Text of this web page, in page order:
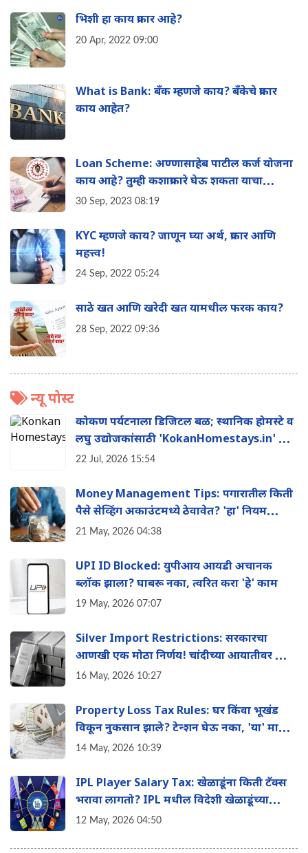
भिशी हा काय प्रकार आहे?
20 Apr, 2022 09:00
What is Bank: बँक म्हणजे काय? बँकेचे प्रकार
काय आहेत?
Loan Scheme: अण्णासाहेब पाटील कर्ज योजना
काय आहे? तुम्ही कशाप्रकारे घेऊ शकता याचा
फायदा? संपूर्ण माहिती एका क्लिकवर
30 Sep, 2023 08:19
KYC म्हणजे काय? जाणून घ्या अर्थ, प्रकार आणि
महत्त्व!
24 Sep, 2022 05:24
साठे खत आणि खरेदी खत यामधील फरक काय?
28 Sep, 2022 09:36
न्यू पोस्ट
कोकण पर्यटनाला डिजिटल बळ; स्थानिक होमस्टे व
लघु उद्योजकांसाठी 'KokanHomestays.in' ची
सुरुवात
22 Jul, 2026 15:54
Money Management Tips: पगारातील किती
पैसे सेव्हिंग अकाउंटमध्ये ठेवावेत? 'हा' नियम
तुम्हाला बनवेल श्रीमंत
21 May, 2026 04:38
UPI ID Blocked: युपीआय आयडी अचानक
ब्लॉक झाला? घाबरू नका, त्वरित करा 'हे' काम
19 May, 2026 07:07
Silver Import Restrictions: सरकारचा
आणखी एक मोठा निर्णय! चांदीच्या आयातीवर आता
मोठी मर्यादा
16 May, 2026 10:27
Property Loss Tax Rules: घर किंवा भूखंड
विकून नुकसान झाले? टेन्शन घेऊ नका, 'या' मार्गाने
वाचवू शकता तुमचा इन्कम टॅक्स
14 May, 2026 10:39
IPL Player Salary Tax: खेळाडूंना किती टॅक्स
भरावा लागतो? IPL मधील विदेशी खेळाडूंच्या
पगाराचे 'हे' आहे टॅक्स गणित
12 May, 2026 04:50